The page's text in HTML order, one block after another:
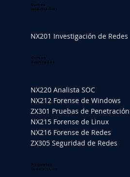
Cursos
Avanzados
NX220 Analista SOC
NX212 Forense de Windows
ZX301 Pruebas de Penetración
NX215 Forense de Linux
NX216 Forense de Redes
ZX305 Seguridad de Redes
Paquetes
Todo en Uno
Cursos
Intermedios
NX201 Investigación de Redes